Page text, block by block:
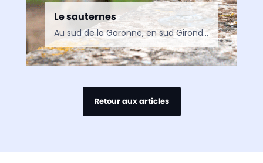
Le sauternes
Au sud de la Garonne, en sud Gironde non loin de Langon et en bordure de l’immense forêt des Landes de Gascogne, il existe un terroir viticole de taille modeste…
Retour aux articles